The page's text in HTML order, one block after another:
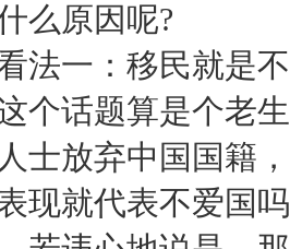
么原因呢?
一：移民就是不
话题算是个老生
士放弃中国国籍
现就代表不爱国